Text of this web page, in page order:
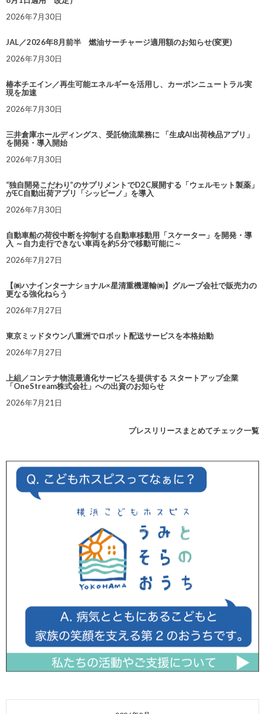
2026年7月30日
JAL／2026年8月前半 燃油サーチャージ適用額のお知らせ(変更)
2026年7月30日
椿本チエイン／再生可能エネルギーを活用し、カーボンニュートラル実
現を加速
2026年7月30日
三井倉庫ホールディングス、受託物流業務に 「生成AI出荷検品アプリ」
を開発・導入開始
2026年7月30日
“独自開発こだわり”のサプリメントでD2C展開する「ウェルモット製薬」
がEC自動出荷アプリ「シッピーノ」を導入
2026年7月30日
自動車船の荷役中断を抑制する自動車移動用「スケーター」を開発・導
入 ～自力走行できない車両を約5分で移動可能に～
2026年7月27日
【㈱ハナインターナショナル×星清重機運輸㈱】グループ会社で販売力の
更なる強化ねらう
2026年7月27日
東京ミッドタウン八重洲でロボット配送サービスを本格始動
2026年7月27日
上組／コンテナ物流最適化サービスを提供する スタートアップ企業
「OneStream株式会社」への出資のお知らせ
2026年7月21日
プレスリリースまとめてチェック一覧